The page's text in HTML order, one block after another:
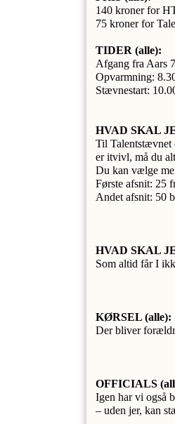
140 kroner for
75 kroner for
TIDER (alle):
Afgang fra Aars
Opvarmning:
Stævnestart:
HVAD SKAL
Til Talentstævnet
er itvivl, må du
Du kan vælge
Første afsnit: 25
Andet afsnit: 50
HVAD SKAL
Som altid får I
KØRSEL (alle):
Der bliver
OFFICIALS
Igen har vi også
– uden jer, kan